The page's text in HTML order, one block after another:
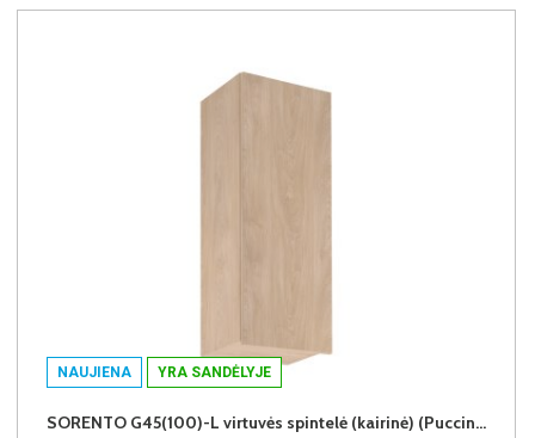
NAUJIENA YRA SANDĖLYJE
SORENTO G45(100)-L virtuvės spintelė (kairinė) (Puccini/Puccini)